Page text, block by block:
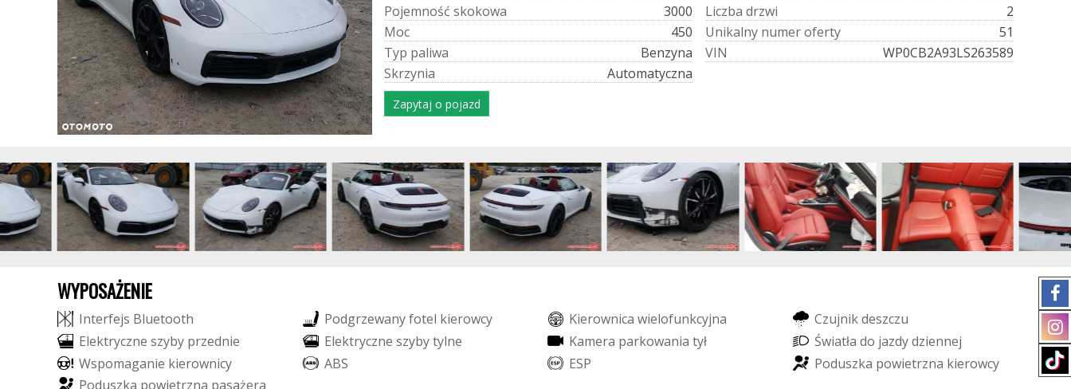
Pojemność skokowa
3000
Moc
450
Typ paliwa
Benzyna
Skrzynia Automatyczna
Liczba drzwi
2
Unikalny numeroferty
51
VIN WP0CB2A93LS263589
Zapytaj o pojazd
WYPOSAŻENIE
Interfejs Bluetooth Podgrzewany fotel kierowcy Kierownica wielofunkcyjna Czujnik deszczu
Elektryczne szyby przednie Elektryczne szyby tylne Kamera parkowania tył Światła do jazdy dziennej
Wspomaganie kierownicy ABS ESP Poduszka powietrzna kierowcy
Poduszka powietrzna pasażera